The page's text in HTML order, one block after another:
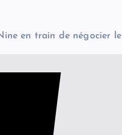
en train de négocier